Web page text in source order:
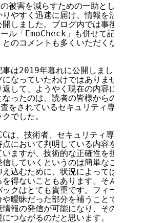
被害を減らすための一助として、そ
りやすく迅速に届け、情報を活かし
しました。ブログ内では事後対応
ル「EmoCheck」も併せて記載して
とのコメントも多くいただくなど、
は2019年暮れに公開しましたが、
になっていたわけではありません。
して、ようやく現在の内容になっ
ったのは、読者の皆様からのお問
をされているセキュリティ専門家か
でした。
は、技術者、セキュリティ専門家と
において判明している内容を積極
いますが、技術的な正確性を担保し
信していくというのは簡単なことで
込むために、状況によっては把握
得ないこともあります。そんな際
クはとても貴重です。フィードバ
曖昧だった部分を補うことで内容
報の発信が可能になり、その積み
つながるのだと思います。